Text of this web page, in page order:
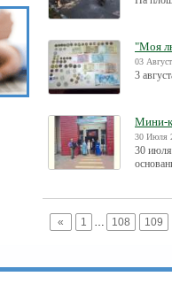
"Моя
03
3
Мини-
30 Июля
30
« 1 … 108 109